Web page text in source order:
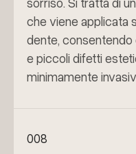
che viene applicata
dente,
e piccoli difetti
minimamente
008